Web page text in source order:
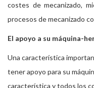
costes de mecanizado,
procesos de mecanizado
El apoyo a su máquina-
Una característica
tener apoyo para su
característica y todos los